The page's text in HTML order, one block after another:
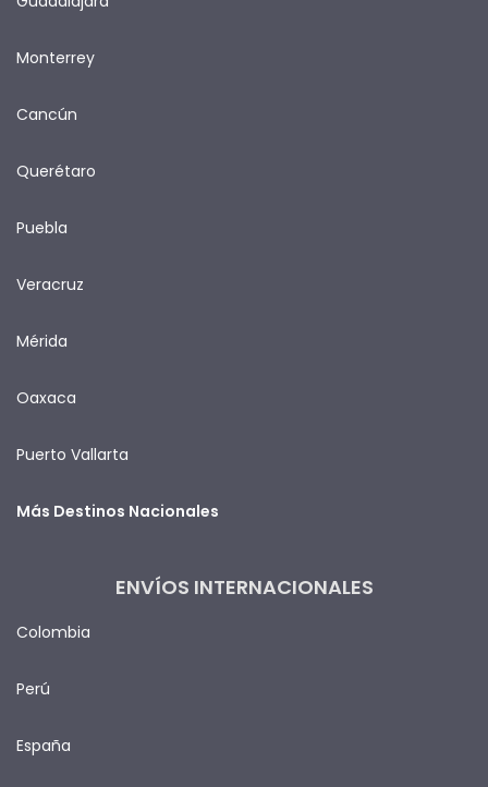
Monterrey
Cancún
Querétaro
Puebla
Veracruz
Mérida
Oaxaca
Puerto Vallarta
Más Destinos Nacionales
ENVÍOS INTERNACIONALES
Colombia
Perú
España